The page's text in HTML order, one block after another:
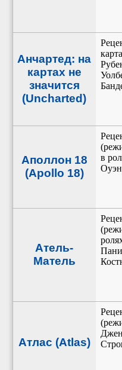
Анчартед: на
картах не
значится
(Uncharted)
Аполлон 18
(Apollo 18)
в
Атель-
Матель
Атлас (Atlas)